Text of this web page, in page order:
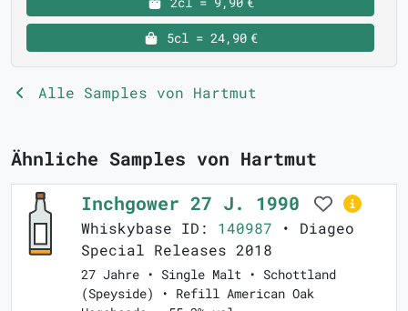
5cl = 24,90 €
Alle Samples von Hartmut
Ähnliche Samples von Hartmut
Inchgower 27 J. 1990
Whiskybase ID: 140987 • Diageo
Special Releases 2018
27 Jahre • Single Malt • Schottland
(Speyside) • Refill American Oak